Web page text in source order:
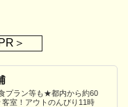
＞
プラン等も★都内から約60
室！アウトのんびり11時